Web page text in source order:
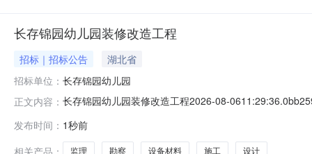
长存锦园幼儿园装修改造工程
招标｜招标公告
湖北省
招标单位： 长存锦园幼儿园
正文内容： 长存锦园幼儿园装修改造工程2026-08-
发布时间： 1秒前
相关产品：
监理 勘察 设备材料 施工 设计